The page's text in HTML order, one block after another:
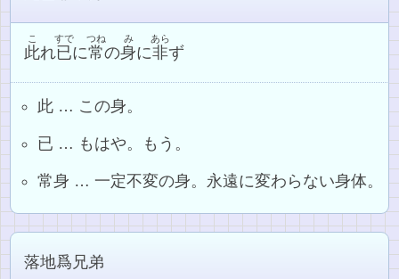
此
こ
れ已
すで
に常
つね
の身
み
に非
あら
ず
此 … この身。
已 … もはや。もう。
常身 … 一定不変の身。永遠に変わらない身体。
落地爲兄弟